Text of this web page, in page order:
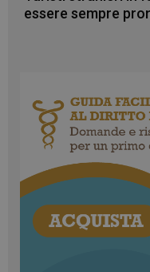
essere sempre